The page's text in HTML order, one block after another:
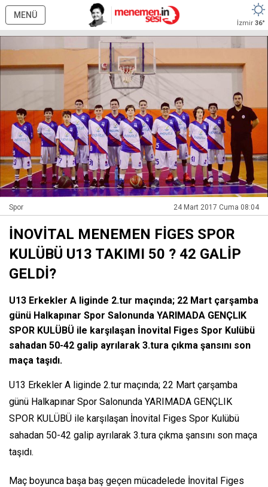
MENÜ
İzmir 36°
Spor 24 Mart 2017 Cuma 08:04
İNOVİTAL MENEMEN FİGES SPOR
KULÜBÜ U13 TAKIMI 50 ? 42 GALİP
GELDİ?
U13 Erkekler A liginde 2.tur maçında; 22 Mart çarşamba
günü Halkapınar Spor Salonunda YARIMADA GENÇLIK
SPOR KULÜBÜ ile karşılaşan İnovital Figes Spor Kulübü
sahadan 50-42 galip ayrılarak 3.tura çıkma şansını son
maça taşıdı.
U13 Erkekler A liginde 2.tur maçında; 22 Mart çarşamba
günü Halkapınar Spor Salonunda YARIMADA GENÇLIK
SPOR KULÜBÜ ile karşılaşan İnovital Figes Spor Kulübü
sahadan 50-42 galip ayrılarak 3.tura çıkma şansını son maça
taşıdı.
Maç boyunca başa baş geçen mücadelede İnovital Figes